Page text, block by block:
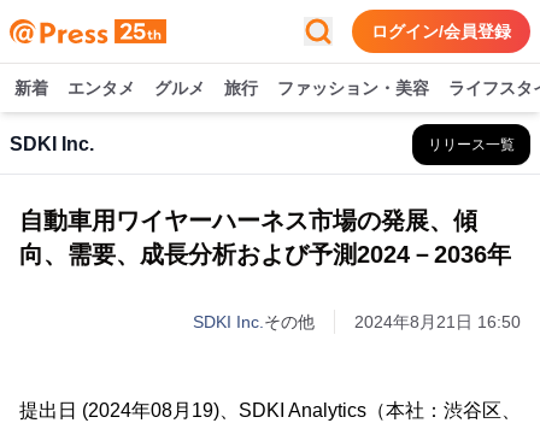
ログイン/会員登録
新着 エンタメ グルメ 旅行 ファッション・美容 ライフスタ
SDKI Inc. リリース一覧
自動車用ワイヤーハーネス市場の発展、傾
向、需要、成長分析および予測2024－2036年
SDKI Inc. その他 2024年8月21日 16:50
提出日 (2024年08月19)、SDKI Analytics（本社：渋谷区、